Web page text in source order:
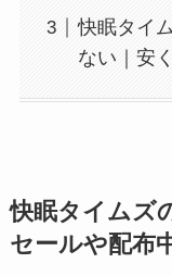
快眠タイ
ない｜安
快眠タイムズ
セールや配布